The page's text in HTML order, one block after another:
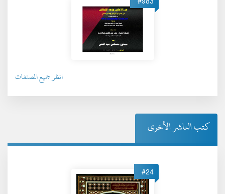
انظر جميع المصنفات
كتب الناشر الأخرى
#24